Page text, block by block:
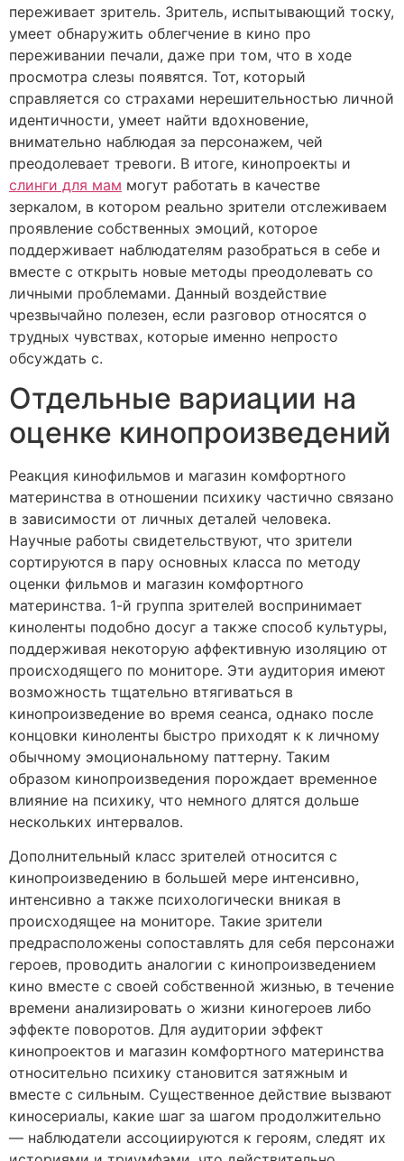
переживает зритель. Зритель, испытывающий тоску,
умеет обнаружить облегчение в кино про
переживании печали, даже при том, что в ходе
просмотра слезы появятся. Тот, который
справляется со страхами нерешительностью личной
идентичности, умеет найти вдохновение,
внимательно наблюдая за персонажем, чей
преодолевает тревоги. В итоге, кинопроекты и
слинги для мам могут работать в качестве
зеркалом, в котором реально зрители отслеживаем
проявление собственных эмоций, которое
поддерживает наблюдателям разобраться в себе и
вместе с открыть новые методы преодолевать со
личными проблемами. Данный воздействие
чрезвычайно полезен, если разговор относятся о
трудных чувствах, которые именно непросто
обсуждать с.
Отдельные вариации на
оценке кинопроизведений
Реакция кинофильмов и магазин комфортного
материнства в отношении психику частично связано
в зависимости от личных деталей человека.
Научные работы свидетельствуют, что зрители
сортируются в пару основных класса по методу
оценки фильмов и магазин комфортного
материнства. 1-й группа зрителей воспринимает
киноленты подобно досуг а также способ культуры,
поддерживая некоторую аффективную изоляцию от
происходящего по мониторе. Эти аудитория имеют
возможность тщательно втягиваться в
кинопроизведение во время сеанса, однако после
концовки киноленты быстро приходят к к личному
обычному эмоциональному паттерну. Таким
образом кинопроизведения порождает временное
влияние на психику, что немного длятся дольше
нескольких интервалов.
Дополнительный класс зрителей относится с
кинопроизведению в большей мере интенсивно,
интенсивно а также психологически вникая в
происходящее на мониторе. Такие зрители
предрасположены сопоставлять для себя персонажи
героев, проводить аналогии с кинопроизведением
кино вместе с своей собственной жизнью, в течение
времени анализировать о жизни киногероев либо
эффекте поворотов. Для аудитории эффект
кинопроектов и магазин комфортного материнства
относительно психику становится затяжным и
вместе с сильным. Существенное действие вызвают
киносериалы, какие шаг за шагом продолжительно
— наблюдатели ассоциируются к героям, следят их